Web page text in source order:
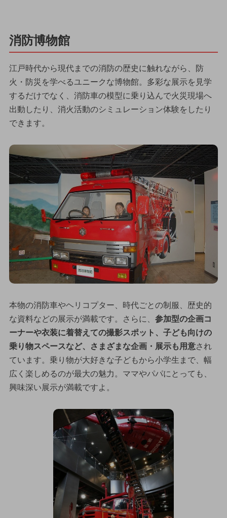
消防博物館
江戸時代から現代までの消防の歴史に触れながら、防
火・防災を学べるユニークな博物館。多彩な展示を見学
するだけでなく、消防車の模型に乗り込んで火災現場へ
出動したり、消火活動のシミュレーション体験をしたり
できます。
本物の消防車やヘリコプター、時代ごとの制服、歴史的
な資料などの展示が満載です。さらに、 参加型の企画コ
ーナーや衣装に着替えての撮影スポット、子ども向けの
乗り物スペースなど、さまざまな企画・展示も用意され
ています。乗り物が大好きな子どもから小学生まで、幅
広く楽しめるのが最大の魅力。ママやパパにとっても、
興味深い展示が満載ですよ。